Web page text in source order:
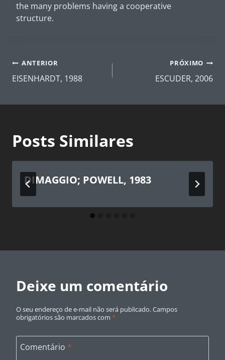
the many problems having a cooperative
structure.
Navegação
de
ANTERIOR
EISENHARDT, 1988
PRÓXIMO
ESCUDER, 2006
Posts Similares
DIMAGGIO; POWELL, 1983
Deixe um comentário
O seu endereço de e-mail não será publicado.Campos
obrigatórios são marcados com *
Comentário *